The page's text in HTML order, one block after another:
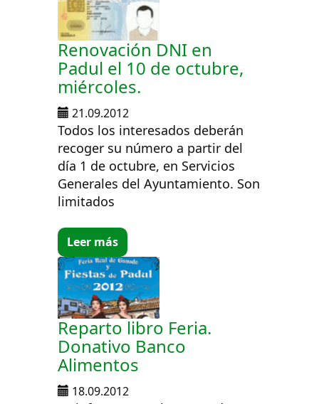
Renovación DNI en
Padul el 10 de octubre,
miércoles.
21.09.2012
Todos los interesados deberán
recoger su número a partir del
día 1 de octubre, en Servicios
Generales del Ayuntamiento. Son
limitados
Leer más
Reparto libro Feria.
Donativo Banco
Alimentos
18.09.2012